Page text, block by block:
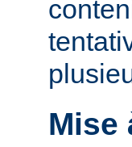
Mise